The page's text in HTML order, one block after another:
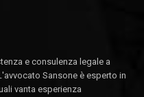
e consulenza legale a
Sansone è esperto in
vanta esperienza